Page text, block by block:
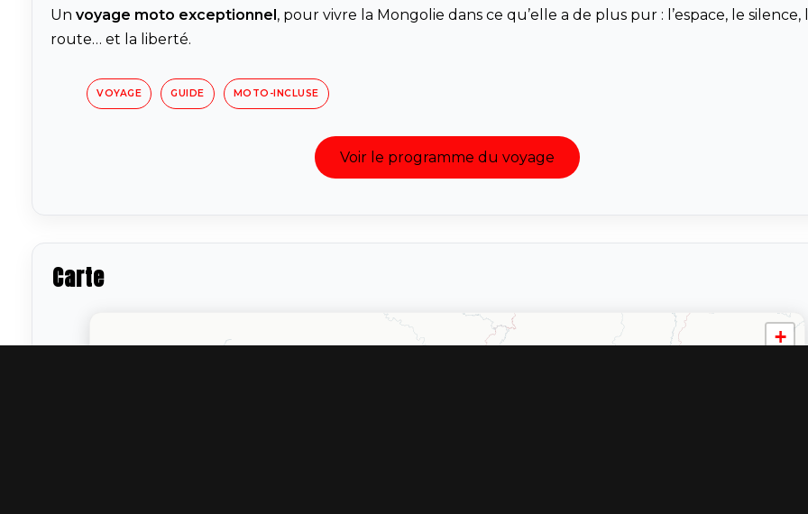
Un voyage moto exceptionnel , pour vivre la Mongolie dans ce qu’elle a de plus pur : l’espace, le silence,
route… et la liberté.
VOYAGE GUIDE MOTO-INCLUSE
Voir le programme du voyage
Carte
+